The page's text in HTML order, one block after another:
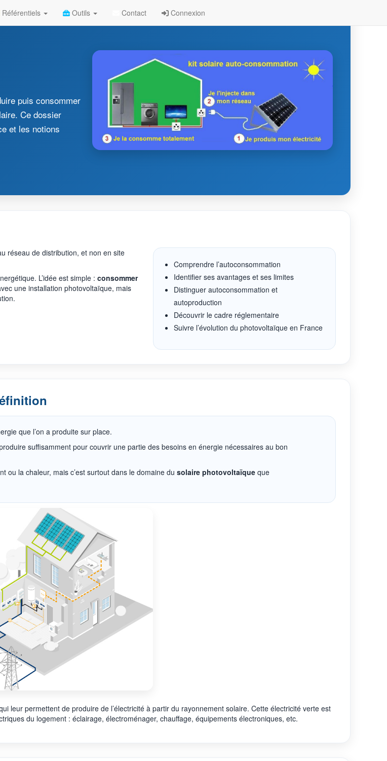
Référentiels Outils Contact Connexion
puis consommer
Ce dossier
et les notions
réseau de distribution, et non en site
L’idée est simple : consommer
une installation photovoltaïque, mais
Comprendre l’autoconsommation
Identifier ses avantages et ses limites
Distinguer autoconsommation et
autoproduction
Découvrir le cadre réglementaire
Suivre l’évolution du photovoltaïque en France
que l’on a produite sur place.
suffisamment pour couvrir une partie des besoins en énergie nécessaires au bon
ou la chaleur, mais c’est surtout dans le domaine du solaire photovoltaïque que
leur permettent de produire de l’électricité à partir du rayonnement solaire. Cette électricité verte est
du logement : éclairage, électroménager, chauffage, équipements électroniques, etc.